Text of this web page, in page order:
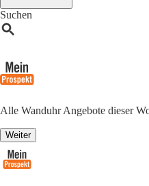
Suchen
Alle Wanduhr Angebote dieser
Weiter